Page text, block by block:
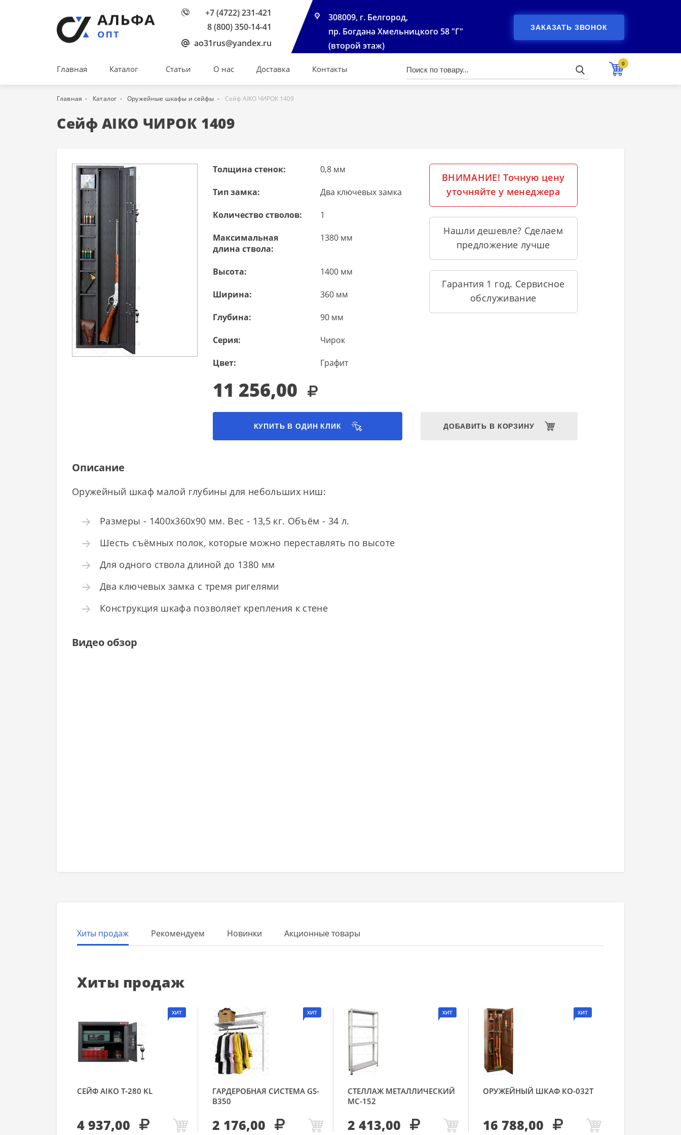
+7 (4722) 231-421
8 (800) 350-14-41
ao31rus@yandex.ru
308009, г. Белгород,
пр. Богдана Хмельницкого 58 "Г"
(второй этаж)
ЗАКАЗАТЬ ЗВОНОК
Главная Каталог Статьи О нас Доставка Контакты
0
Главная Каталог Оружейные шкафы и сейфы Сейф AIKO ЧИРОК 1409
Сейф AIKO ЧИРОК 1409
Толщина стенок: 0,8 мм
Тип замка: Два ключевых замка
Количество стволов: 1
Максимальная
длина ствола:
1380 мм
Высота: 1400 мм
Ширина: 360 мм
Глубина: 90 мм
Серия: Чирок
Цвет: Графит
11 256,00
ВНИМАНИЕ! Точную цену
уточняйте у менеджера
Нашли дешевле? Сделаем
предложение лучше
Гарантия 1 год. Сервисное
обслуживание
КУПИТЬ В ОДИН КЛИК ДОБАВИТЬ В КОРЗИНУ
Описание
Оружейный шкаф малой глубины для небольших ниш:
Размеры - 1400x360x90 мм. Вес - 13,5 кг. Объём - 34 л.
Шесть съёмных полок, которые можно переставлять по высоте
Для одного ствола длиной до 1380 мм
Два ключевых замка с тремя ригелями
Конструкция шкафа позволяет крепления к стене
Видео обзор
Хиты продаж Рекомендуем Новинки Акционные товары
Хиты продаж
ХИТ
СЕЙФ AIKO Т-280 KL
4 937,00
ХИТ
ГАРДЕРОБНАЯ СИСТЕМА GS-
В350
2 176,00
ХИТ
СТЕЛЛАЖ МЕТАЛЛИЧЕСКИЙ
МС-152
2 413,00
ХИТ
ОРУЖЕЙНЫЙ ШКАФ КО-032Т
16 788,00